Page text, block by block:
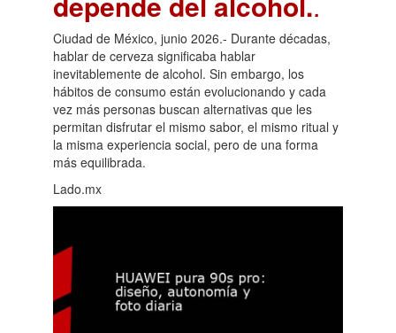
Ciudad de México, junio 2026.- Durante décadas,
hablar de cerveza significaba hablar
inevitablemente de alcohol. Sin embargo, los
hábitos de consumo están evolucionando y cada
vez más personas buscan alternativas que les
permitan disfrutar el mismo sabor, el mismo ritual y
la misma experiencia social, pero de una forma
más equilibrada.
Lado.mx